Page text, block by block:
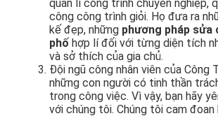
quản lí công trình chuyên nghiệp,
công công trình giỏi. Họ đưa ra
kế đẹp, những phương pháp sửa
phố hợp lí đối với từng diện tích
và sở thích của gia chủ.
Đội ngũ công nhân viên của Công
những con người có tinh thần
trong công việc. Vì vậy, bạn hãy
với chúng tôi. Chúng tôi cam